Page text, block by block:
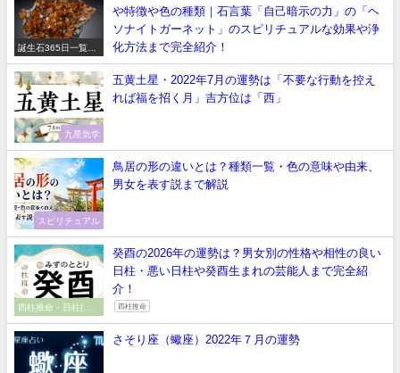
誕生石365日一覧
葉】
や特徴や色の種類｜石言葉「自己暗示の力」の「ヘ
ソナイトガーネット」のスピリチュアルな効果や浄
化方法まで完全紹介！
九星気学
五黄土星・2022年7月の運勢は「不要な行動を控え
れば福を招く月」吉方位は「西」
スピリチュアル
鳥居の形の違いとは？種類一覧・色の意味や由来、
男女を表す説まで解説
四柱推命・日柱(干
癸酉の2026年の運勢は？男女別の性格や相性の良い
日柱・悪い日柱や癸酉生まれの芸能人まで完全紹
介！
四柱推命
さそり座（蠍座）2022年７月の運勢